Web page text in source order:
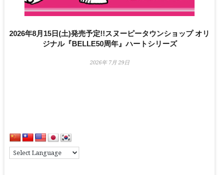
2026年8月15日(土)発売予定!!スヌーピータウンショップ オリ
ジナル『BELLE50周年』ハートシリーズ
2026年 7月 29日